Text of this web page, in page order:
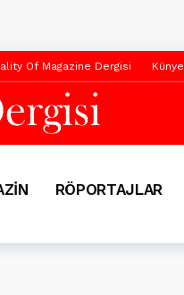
Of Magazine Dergisi Künye
RÖPORTAJLAR